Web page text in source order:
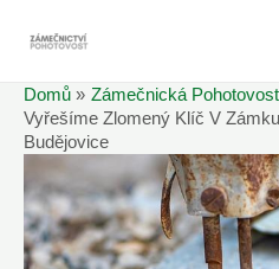
Domů
Zámečnická
Vyřešíme Zlomený Klíč V
Budějovice